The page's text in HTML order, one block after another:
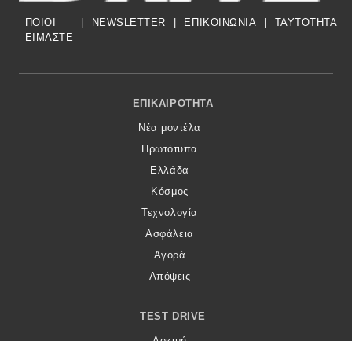
ΠΟΙΟΙ
ΕΙΜΑΣΤΕ
NEWSLETTER ΕΠΙΚΟΙΝΩΝΙΑ TAYTOTHTA
Footer Menu
ΕΠΙΚΑΙΡΌΤΗΤΑ
Νέα μοντέλα
Πρωτότυπα
Ελλάδα
Κόσμος
Τεχνολογία
Ασφάλεια
Αγορά
Απόψεις
TEST DRIVE